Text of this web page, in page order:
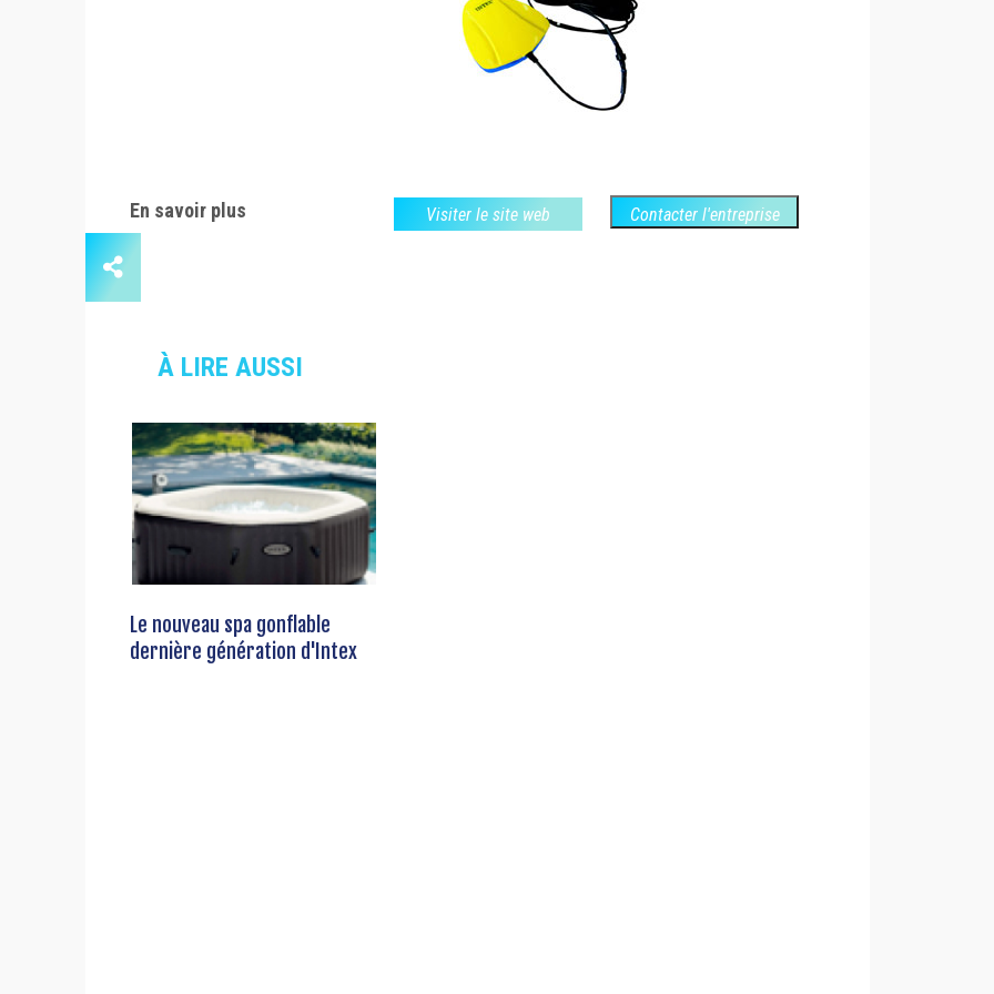
En savoir plus Visiter le site web Contacter l'entreprise
À LIRE AUSSI
Le nouveau spa gonflable
dernière génération d'Intex